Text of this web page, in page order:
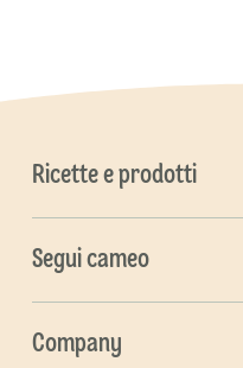
Ricette e prodotti
Segui cameo
Company